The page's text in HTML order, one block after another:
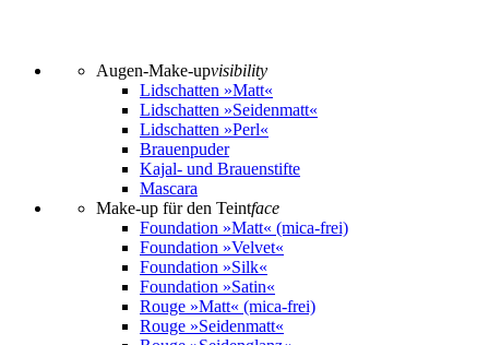
Augen-Make-upvisibility
Lidschatten »Matt«
Lidschatten »Seidenmatt«
Lidschatten »Perl«
Brauenpuder
Kajal- und Brauenstifte
Mascara
Make-up für den Teintface
Foundation »Matt« (mica-frei)
Foundation »Velvet«
Foundation »Silk«
Foundation »Satin«
Rouge »Matt« (mica-frei)
Rouge »Seidenmatt«